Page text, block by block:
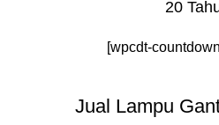
20
[wpcdt-
Jual Lampu